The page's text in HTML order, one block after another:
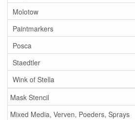
Molotow
Paintmarkers
Posca
Staedtler
Wink of Stella
Mask Stencil
Mixed Media, Verven, Poeders, Sprays